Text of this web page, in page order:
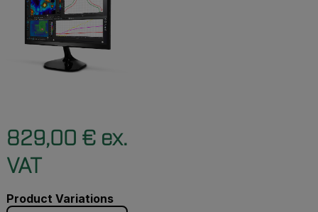
829,00 € ex.
VAT
Product Variations